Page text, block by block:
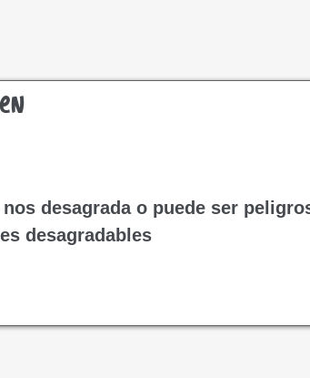
desagrada o puede ser
desagradables